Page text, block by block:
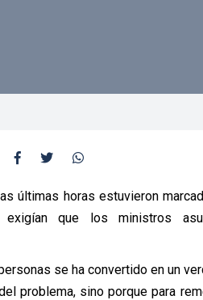
últimas horas estuvieron
que los ministros
se ha convertido en un
problema, sino porque para